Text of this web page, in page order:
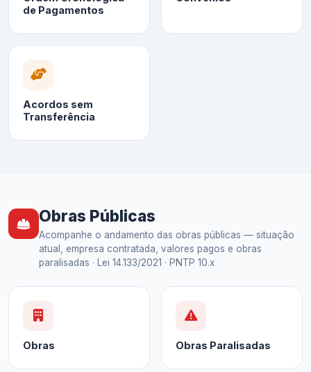
de Pagamentos
Acordos sem
Transferência
Obras Públicas
Acompanhe o andamento das obras públicas — situação
atual, empresa contratada, valores pagos e obras
paralisadas · Lei 14.133/2021 · PNTP 10.x
Obras Obras Paralisadas